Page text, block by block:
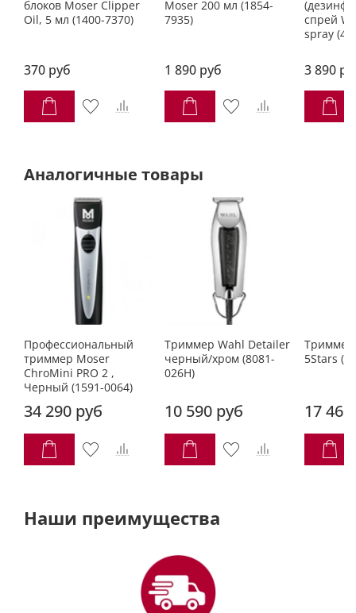
Размеры 178 x 46 x 50 мм
блоков Moser Clipper
Oil, 5 мл (1400-7370)
370 руб
Moser 200 мл (1854-
7935)
1 890 руб
спрей
spray
3 890
Аналогичные товары
Профессиональный
триммер Moser
ChroMini PRO 2 ,
Черный (1591-0064)
34 290 руб
Триммер Wahl Detailer
черный/хром (8081-
026H)
10 590 руб
Триммер
5Stars
17
Наши преимущества